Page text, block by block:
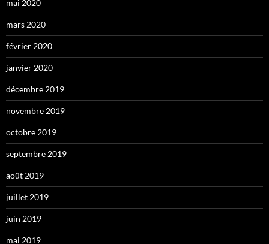
mai 2020
mars 2020
février 2020
janvier 2020
décembre 2019
novembre 2019
octobre 2019
septembre 2019
août 2019
juillet 2019
juin 2019
mai 2019